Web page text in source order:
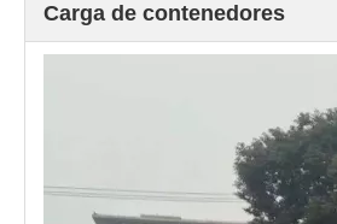
Carga de contenedores